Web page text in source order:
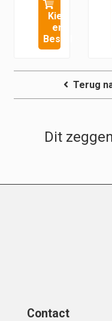
€26,95
Kies
en
Bestel
Terug
Dit
Contact